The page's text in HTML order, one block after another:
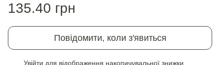
135.40 грн
Повідомити, коли з'явиться
Увійти для відображення накопичувальної знижки